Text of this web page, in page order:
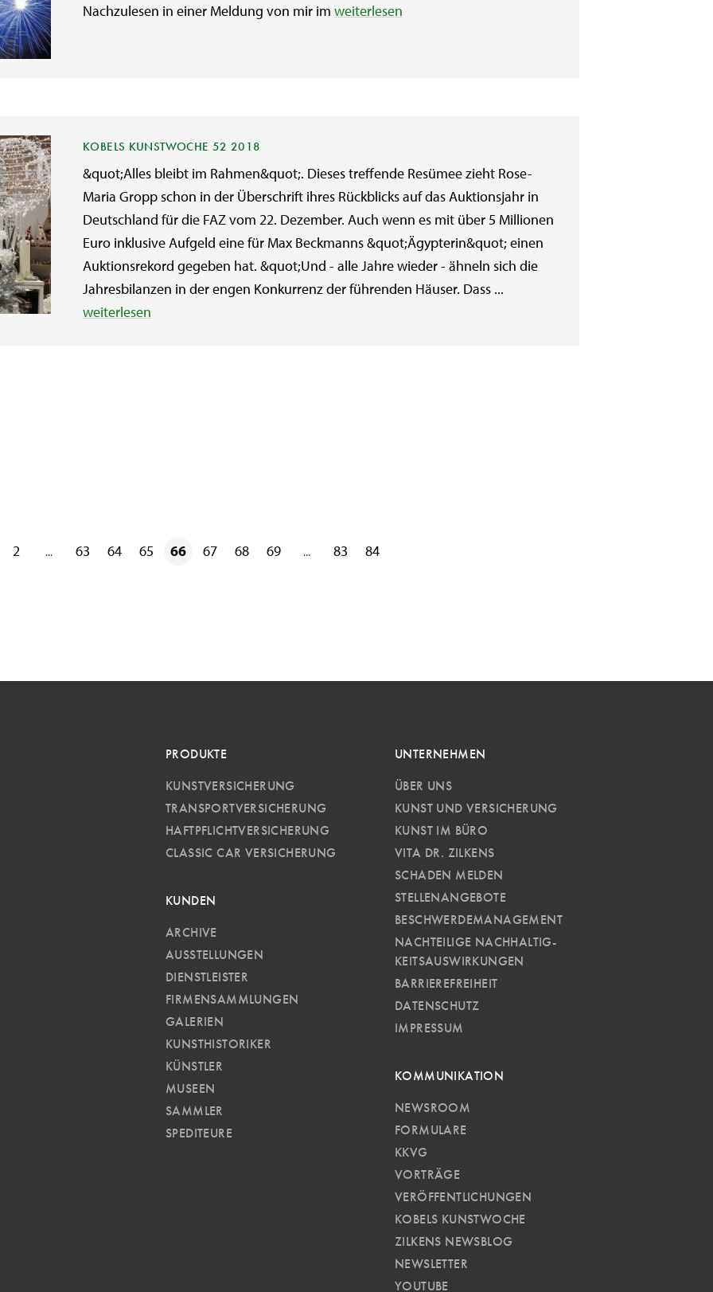
Nachzulesen in einer Meldung von mir im weiterlesen
KOBELS KUNSTWOCHE 52 2018
&quot;Alles bleibt im Rahmen&quot;. Dieses treffende Resümee zieht Rose-
Maria Gropp schon in der Überschrift ihres Rückblicks auf das Auktionsjahr in
Deutschland für die FAZ vom 22. Dezember. Auch wenn es mit über 5 Millionen
Euro inklusive Aufgeld eine für Max Beckmanns &quot;Ägypterin&quot; einen
Auktionsrekord gegeben hat. &quot;Und - alle Jahre wieder - ähneln sich die
Jahresbilanzen in der engen Konkurrenz der führenden Häuser. Dass ...
weiterlesen
2 ... 63 64 65 66 67 68 69 ... 83 84
PRODUKTE
KUNSTVERSICHERUNG
TRANSPORTVERSICHERUNG
HAFTPFLICHTVERSICHERUNG
CLASSIC CAR VERSICHERUNG
KUNDEN
ARCHIVE
AUSSTELLUNGEN
DIENSTLEISTER
FIRMENSAMMLUNGEN
GALERIEN
KUNSTHISTORIKER
KÜNSTLER
MUSEEN
SAMMLER
SPEDITEURE
UNTERNEHMEN
ÜBER UNS
KUNST UND VERSICHERUNG
KUNST IM BÜRO
VITA DR. ZILKENS
SCHADEN MELDEN
STELLENANGEBOTE
BESCHWERDEMANAGEMENT
NACHTEILIGE NACH­HALTIG­
KEITSAUSWIRKUNGEN
BARRIEREFREIHEIT
DATENSCHUTZ
IMPRESSUM
KOMMUNIKATION
NEWSROOM
FORMULARE
KKVG
VORTRÄGE
VERÖFFENTLICHUNGEN
KOBELS KUNSTWOCHE
ZILKENS NEWSBLOG
NEWSLETTER
YOUTUBE